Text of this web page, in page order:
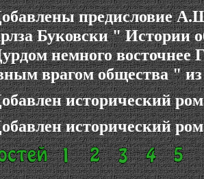
предисловие
Буковски " Истории
немного
врагом общества "
исторический
исторический